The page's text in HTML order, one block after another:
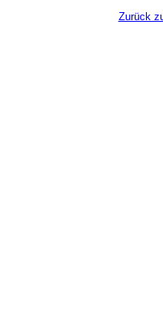
Zurück